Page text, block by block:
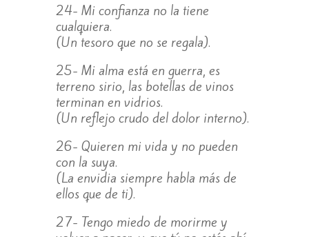
24- Mi confianza no la tiene
cualquiera.
(Un tesoro que no se regala).
25- Mi alma está en guerra, es
terreno sirio, las botellas de vinos
terminan en vidrios.
(Un reflejo crudo del dolor interno).
26- Quieren mi vida y no pueden
con la suya.
(La envidia siempre habla más de
ellos que de ti).
27- Tengo miedo de morirme y